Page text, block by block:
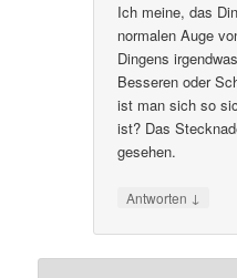
Ich meine, das
normalen Auge
Dingens
Besseren oder
ist man sich so
ist? Das
gesehen.
Antworten ↓